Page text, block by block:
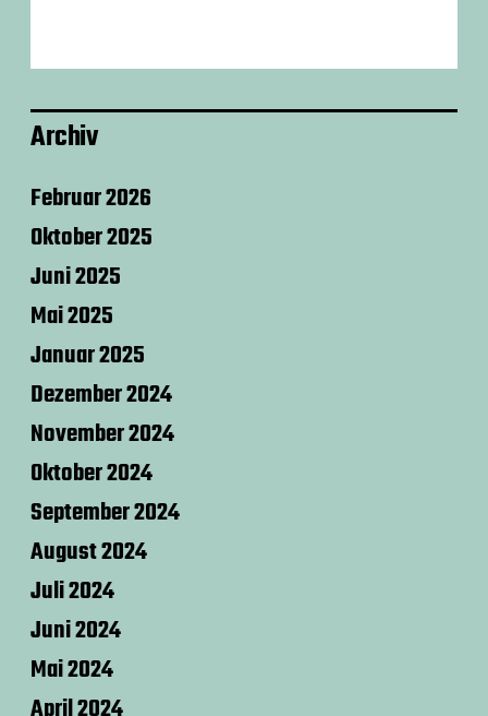
Archiv
Februar 2026
Oktober 2025
Juni 2025
Mai 2025
Januar 2025
Dezember 2024
November 2024
Oktober 2024
September 2024
August 2024
Juli 2024
Juni 2024
Mai 2024